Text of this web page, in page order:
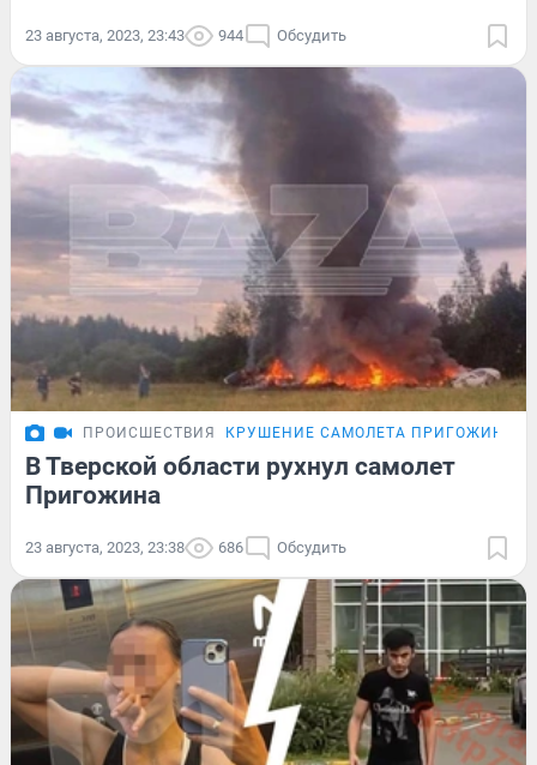
23 августа, 2023, 23:43 944 Обсудить
ПРОИСШЕСТВИЯ КРУШЕНИЕ САМОЛЕТА ПРИГОЖИНА
В Тверской области рухнул самолет
Пригожина
23 августа, 2023, 23:38 686 Обсудить